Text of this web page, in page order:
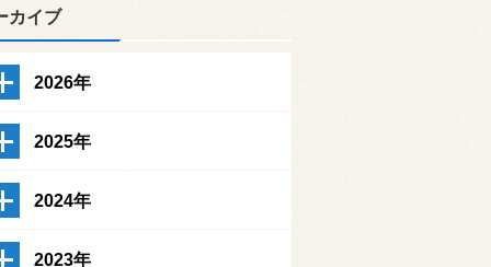
カイブ
2026年
2025年
2024年
2023年